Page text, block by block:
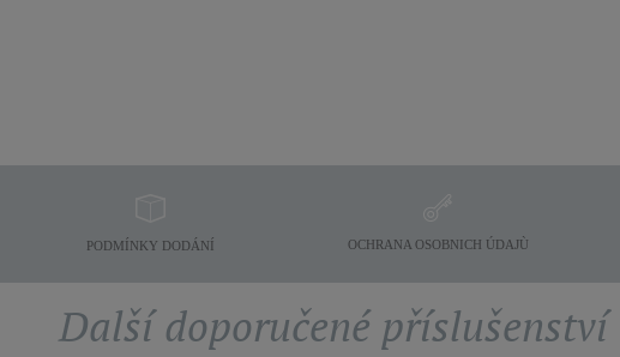
PODMÍNKY DODÁNÍ OCHRANA OSOBNICH ÚDAJÙ
Další doporučené příslušenství